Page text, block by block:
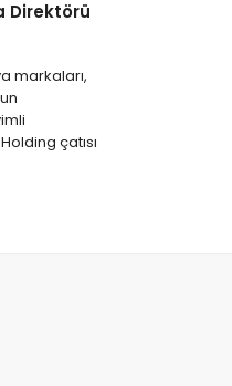
Direktörü
markaları,
çatısı